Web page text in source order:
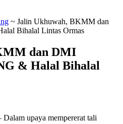
~ Jalin Ukhuwah, BKMM dan
Bihalal Lintas Ormas
dan DMI
& Halal Bihalal
Dalam upaya mempererat tali